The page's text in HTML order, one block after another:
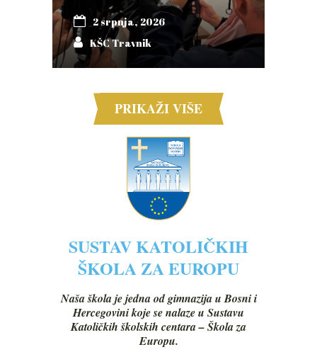
2 srpnja, 2026
KŠC Travnik
PRIKAŽI VIŠE
SUSTAV KATOLIČKIH
ŠKOLA ZA EUROPU
Naša škola je jedna od gimnazija u Bosni i
Hercegovini koje se nalaze u Sustavu
Katoličkih školskih centara – Škola za
Europu.